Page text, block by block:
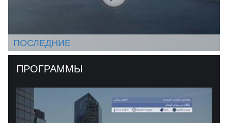
ПОСЛЕДНИЕ
ПРОГРАММЫ